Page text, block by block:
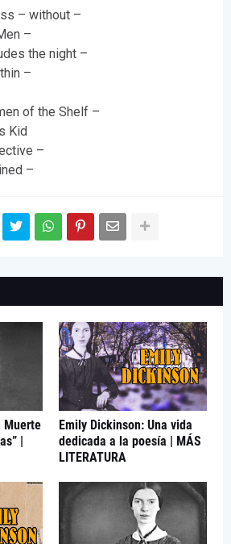
– without –
–
the night –
–
of the Shelf –
Kid
–
–
Muerte
|
Emily Dickinson: Una vida
dedicada a la poesía | MÁS
LITERATURA